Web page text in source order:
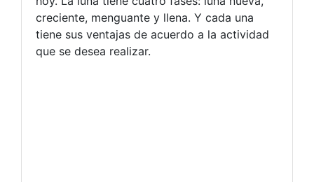
creciente, menguante y llena. Y cada una
tiene sus ventajas de acuerdo a la actividad
que se desea realizar.